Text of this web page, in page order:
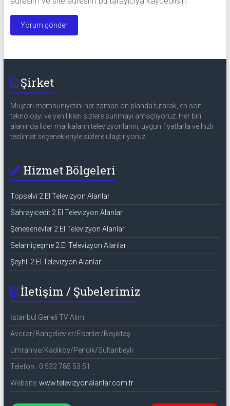
Şirket
Müşteri memnuniyetini her zaman ön planda tutarak, en son
teknolojiyi ve yenilikleri sizlere sunmayı amaçlıyoruz. Her biri
alanında lider markaların televizyonlarını, uygun fiyatlarla ve hızlı
teslimat seçenekleriyle sizlere ulaştırıyoruz.
Hizmet Bölgeleri
Topselvi 2.El Televizyon Alanlar
Sahrayıcedit 2.El Televizyon Alanlar
Şenesenevler 2.El Televizyon Alanlar
Selamiçeşme 2.El Televizyon Alanlar
Şeyhli 2.El Televizyon Alanlar
İletişim / Şubelerimiz
İstanbul Geneli TV Alımı
Avcılar/Bahçelievler/Esenler/Beşiktaş
Ümraniye/Kadıköy/Pendik/Sultanbeyli
Telefon : 0 532 785 53 51
Website: www.televizyonalanlar.com.tr